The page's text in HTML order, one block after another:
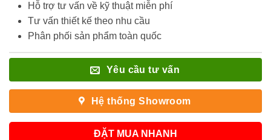
Hỗ trợ tư vấn về kỹ thuật miễn phí
Tư vấn thiết kế theo nhu cầu
Phân phối sản phẩm toàn quốc
Yêu cầu tư vấn
Hệ thống Showroom
ĐẶT MUA NHANH